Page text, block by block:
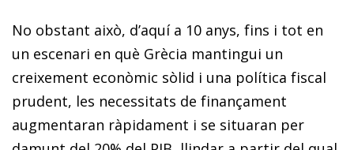
No obstant això, d’aquí a 10 anys, fins i tot en
un escenari en què Grècia mantingui un
creixement econòmic sòlid i una política fiscal
prudent, les necessitats de finançament
augmentaran ràpidament i se situaran per